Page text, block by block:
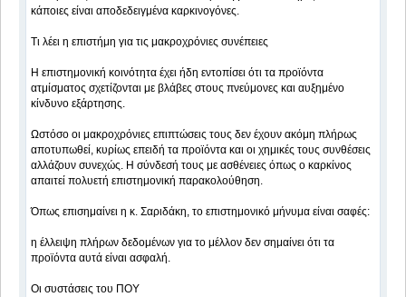
κάποιες είναι αποδεδειγμένα καρκινογόνες.
Τι λέει η επιστήμη για τις μακροχρόνιες συνέπειες
Η επιστημονική κοινότητα έχει ήδη εντοπίσει ότι τα προϊόντα
ατμίσματος σχετίζονται με βλάβες στους πνεύμονες και αυξημένο
κίνδυνο εξάρτησης.
Ωστόσο οι μακροχρόνιες επιπτώσεις τους δεν έχουν ακόμη πλήρως
αποτυπωθεί, κυρίως επειδή τα προϊόντα και οι χημικές τους συνθέσεις
αλλάζουν συνεχώς. Η σύνδεσή τους με ασθένειες όπως ο καρκίνος
απαιτεί πολυετή επιστημονική παρακολούθηση.
Όπως επισημαίνει η κ. Σαριδάκη, το επιστημονικό μήνυμα είναι σαφές:
η έλλειψη πλήρων δεδομένων για το μέλλον δεν σημαίνει ότι τα
προϊόντα αυτά είναι ασφαλή.
Οι συστάσεις του ΠΟΥ